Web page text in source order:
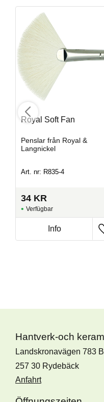
Opal Lustre
Penselglasyr för stengods
Art. nr: SW-219
Royal Soft Fan
Penslar från Royal &
Langnickel
Art. nr: R835-4
34 KR
Hantverk-och
Landskronavägen 783 B
257 30 Rydebäck
Anfahrt